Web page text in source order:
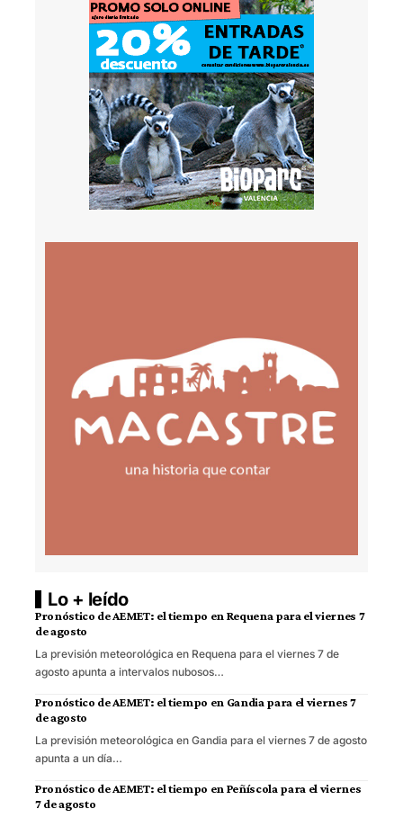
Lo + leído
Pronóstico de AEMET: el tiempo en Requena para el viernes 7
de agosto
La previsión meteorológica en Requena para el viernes 7 de
agosto apunta a intervalos nubosos…
Pronóstico de AEMET: el tiempo en Gandia para el viernes 7
de agosto
La previsión meteorológica en Gandia para el viernes 7 de agosto
apunta a un día…
Pronóstico de AEMET: el tiempo en Peñíscola para el viernes
7 de agosto